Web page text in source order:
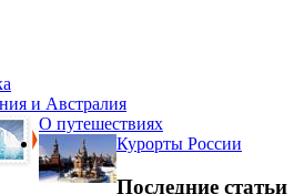
и Австралия
О путешествиях
Курорты России
Последние статьи